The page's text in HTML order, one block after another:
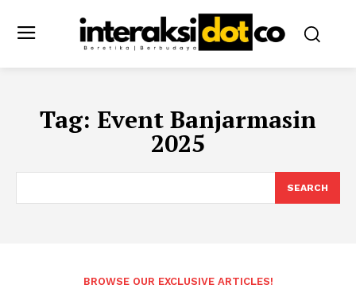
Tag: Event Banjarmasin
2025
SEARCH
BROWSE OUR EXCLUSIVE ARTICLES!